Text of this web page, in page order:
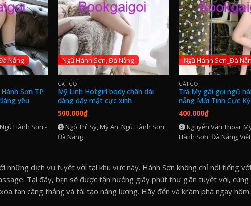
Nẵng
Sơn TP
yêu
Hành Sơn -
Ngũ Hành Sơn, Đà Nẵng
GÁI GỌI
Mỹ Linh Hotgirl body chân dài
dáng dây mặt cực xinh
500.000₫
Ngô Thì Sỹ, Mỹ An, Ngũ Hành Sơn,
Đà Nẵng
Ngũ Hành Sơn_Đà Nẵn
GÁI GỌI
Trà My gái gọi ngũ
nẵng Mới Tinh Cực Kỳ
Ngoan
400.000₫
Nguyễn Văn
Hành Sơn_Đà Nẵng,
những dịch vụ tuyệt vời tại khu vực này. Hành Sơn không chỉ nổi tiếng
Tại đây, bạn sẽ được tận hưởng giây phút thư giãn tuyệt vời, cùng
tan căng thẳng và tái tạo năng lượng. Hãy đến và khám phá ngay hôm